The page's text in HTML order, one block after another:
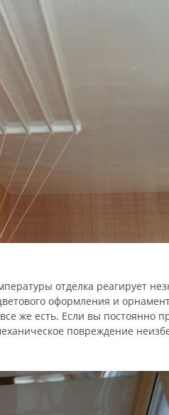
отделка реагирует
оформления и
же есть. Если вы постоянно
повреждение